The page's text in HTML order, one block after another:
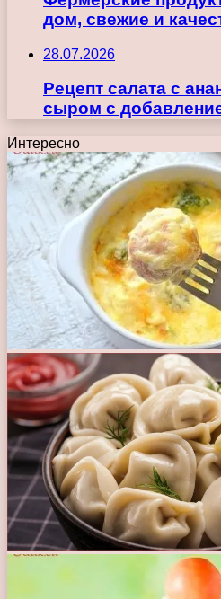
дом, свежие и
28.07.2026
Рецепт салата с
сыром с
Интересно